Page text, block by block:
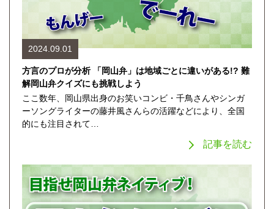
2024.09.01
方言のプロが分析 「岡山弁」は地域ごとに違いがある!? 難
解岡山弁クイズにも挑戦しよう
ここ数年、岡山県出身のお笑いコンビ・千鳥さんやシンガ
ーソングライターの藤井風さんらの活躍などにより、全国
的にも注目されて…
記事を読む